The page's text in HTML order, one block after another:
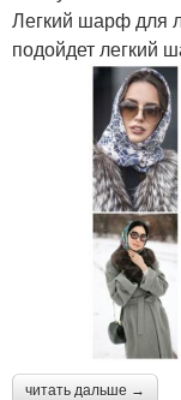
Легкий шарф для
подойдет легкий
читать дальше →